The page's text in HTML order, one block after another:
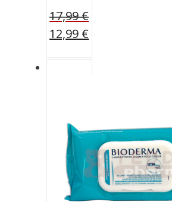
17,99€
Ursprünglicher
12,99 €